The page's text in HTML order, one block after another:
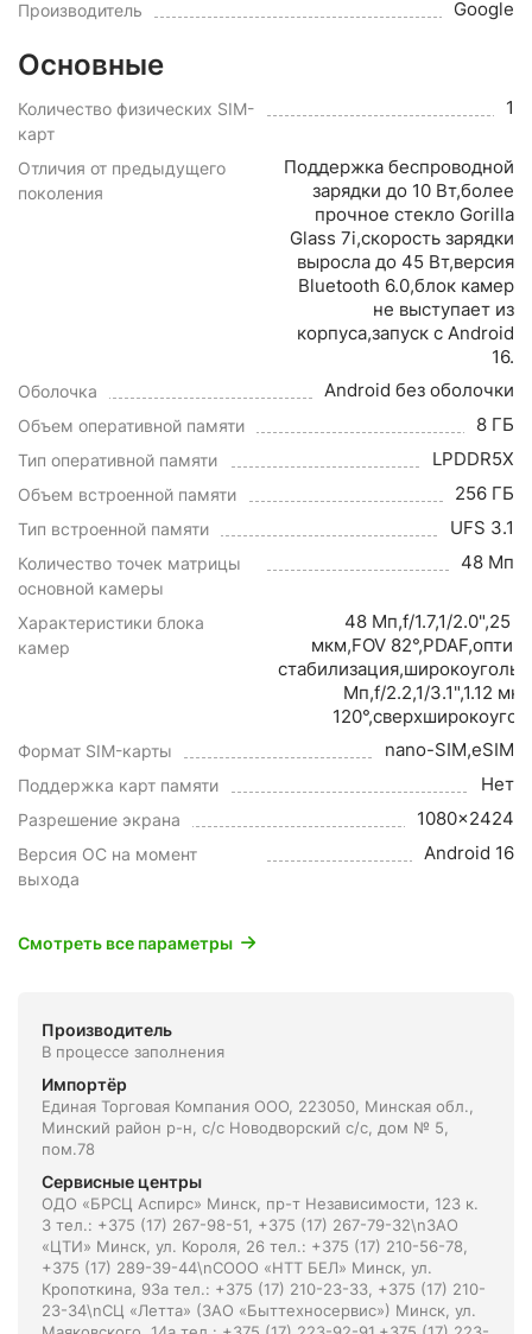
Производитель Google
Основные
Количество физических SIM-
карт
1
Отличия от предыдущего
поколения
Поддержка беспроводной
зарядки до 10 Вт,более
прочное стекло Gorilla
Glass 7i,скорость зарядки
выросла до 45 Вт,версия
Bluetooth 6.0,блок камер
не выступает из
корпуса,запуск с Android
16.
Оболочка Android без оболочки
Объем оперативной памяти 8 ГБ
Тип оперативной памяти LPDDR5X
Объем встроенной памяти 256 ГБ
Тип встроенной памяти UFS 3.1
Количество точек матрицы
основной камеры
48 Мп
Характеристики блока
камер
48 Мп,f/1.7,1/2.0",25
мкм,FOV
Мп,f/2.2,1/3.1",1.12
Формат SIM-карты nano-SIM,eSIM
Поддержка карт памяти Нет
Разрешение экрана 1080x2424
Версия ОС на момент
выхода
Android 16
Смотреть все параметры
Производитель
В процессе заполнения
Импортёр
Единая Торговая Компания ООО, 223050, Минская обл.,
Минский район р-н, с/с Новодворский с/с, дом № 5,
пом.78
Сервисные центры
ОДО «БРСЦ Аспирс» Минск, пр-т Независимости, 123 к.
3 тел.: +375 (17) 267-98-51, +375 (17) 267-79-32\nЗАО
«ЦТИ» Минск, ул. Короля, 26 тел.: +375 (17) 210-56-78,
+375 (17) 289-39-44\nСООО «НТТ БЕЛ» Минск, ул.
Кропоткина, 93а тел.: +375 (17) 210-23-33, +375 (17) 210-
23-34\nСЦ «Летта» (ЗАО «Быттехносервис») Минск, ул.